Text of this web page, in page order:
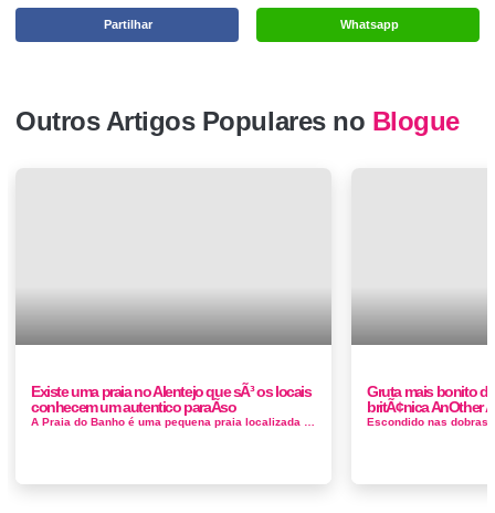
Whatsapp
Partilhar
Outros Artigos Populares no Blogue
Existe uma praia no Alentejo que sÃ³ os locais
conhecem um autentico paraÃ­so
Gruta mais bonito
britÃ¢nica AnOther